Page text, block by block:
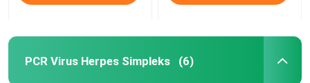
PCR Virus Herpes Simpleks (6)